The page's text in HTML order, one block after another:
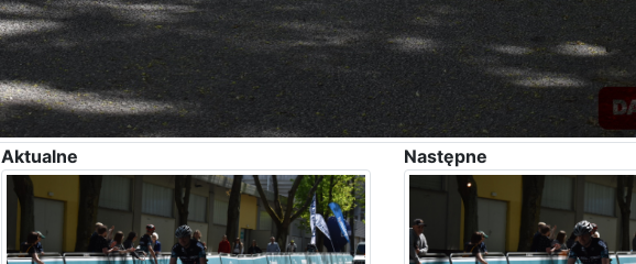
Aktualne Następne